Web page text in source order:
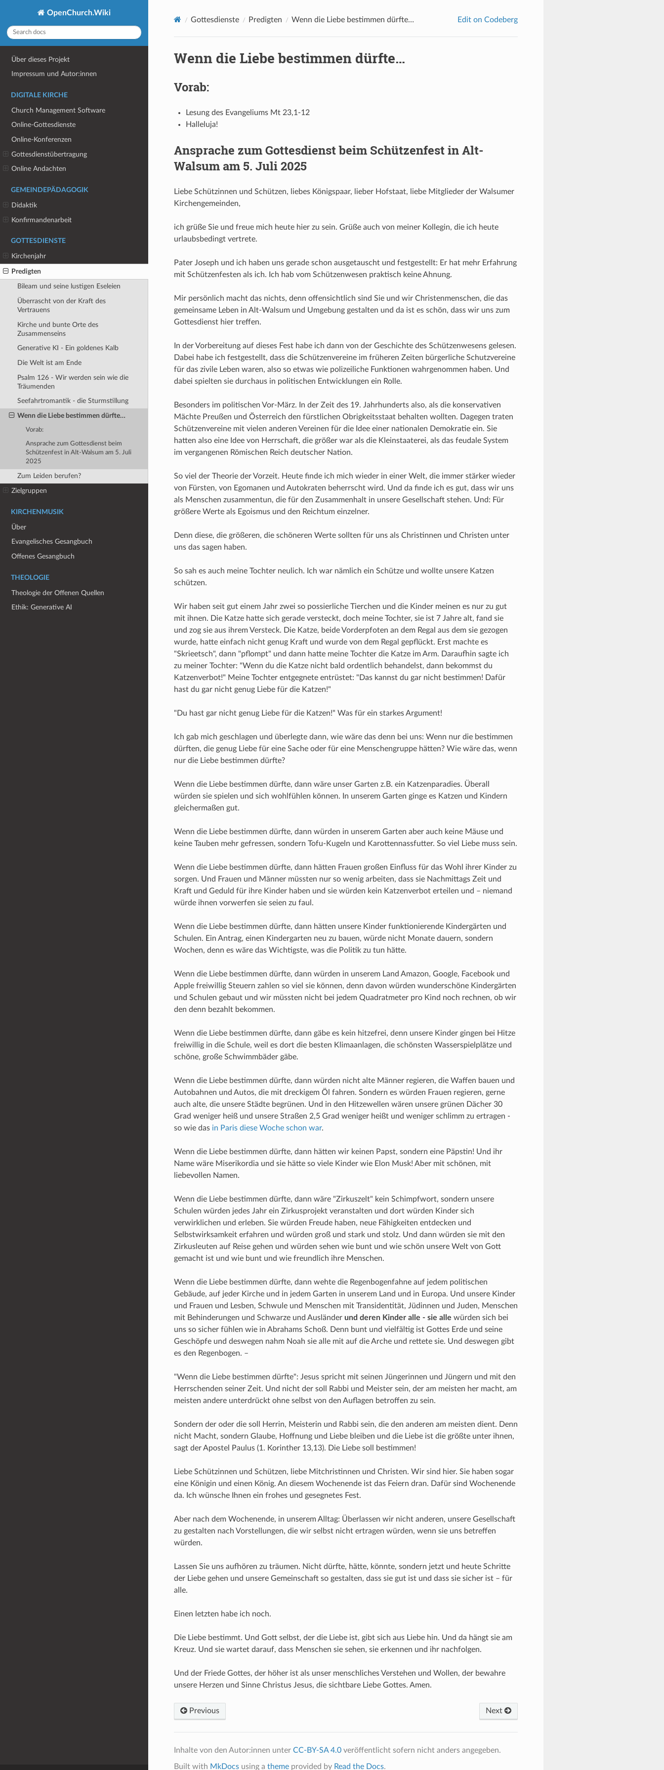
OpenChurch.Wiki
Über dieses Projekt
Impressum und Autor:innen
DIGITALE KIRCHE
Church Management Software
Online-Gottesdienste
Online-Konferenzen
Gottesdienstübertragung
Online Andachten
GEMEINDEPÄDAGOGIK
Didaktik
Konfirmandenarbeit
GOTTESDIENSTE
Kirchenjahr
Predigten
Bileam und seine lustigen Eseleien
Überrascht von der Kraft des
Vertrauens
Kirche und bunte Orte des
Zusammenseins
Generative KI - Ein goldenes Kalb
Die Welt ist am Ende
Psalm 126 - Wir werden sein wie die
Träumenden
Seefahrtromantik - die Sturmstillung
Wenn die Liebe bestimmen dürfte…
Vorab:
Ansprache zum Gottesdienst beim
Schützenfest in Alt-Walsum am 5. Juli
2025
Zum Leiden berufen?
Zielgruppen
KIRCHENMUSIK
Über
Evangelisches Gesangbuch
Offenes Gesangbuch
THEOLOGIE
Theologie der Offenen Quellen
Ethik: Generative AI
Gottesdienste Predigten Wenn die Liebe bestimmen dürfte… Edit on Codeberg
Wenn die Liebe bestimmen dürfte…
Vorab:
Lesung des Evangeliums Mt 23,1-12
Halleluja!
Ansprache zum Gottesdienst beim Schützenfest in Alt-
Walsum am 5. Juli 2025
Liebe Schützinnen und Schützen, liebes Königspaar, lieber Hofstaat, liebe Mitglieder der Walsumer
Kirchengemeinden,
ich grüße Sie und freue mich heute hier zu sein. Grüße auch von meiner Kollegin, die ich heute
urlaubsbedingt vertrete.
Pater Joseph und ich haben uns gerade schon ausgetauscht und festgestellt: Er hat mehr Erfahrung
mit Schützenfesten als ich. Ich hab vom Schützenwesen praktisch keine Ahnung.
Mir persönlich macht das nichts, denn offensichtlich sind Sie und wir Christenmenschen, die das
gemeinsame Leben in Alt-Walsum und Umgebung gestalten und da ist es schön, dass wir uns zum
Gottesdienst hier treffen.
In der Vorbereitung auf dieses Fest habe ich dann von der Geschichte des Schützenwesens gelesen.
Dabei habe ich festgestellt, dass die Schützenvereine im früheren Zeiten bürgerliche Schutzvereine
für das zivile Leben waren, also so etwas wie polizeiliche Funktionen wahrgenommen haben. Und
dabei spielten sie durchaus in politischen Entwicklungen ein Rolle.
Besonders im politischen Vor-März. In der Zeit des 19. Jahrhunderts also, als die konservativen
Mächte Preußen und Österreich den fürstlichen Obrigkeitsstaat behalten wollten. Dagegen traten
Schützenvereine mit vielen anderen Vereinen für die Idee einer nationalen Demokratie ein. Sie
hatten also eine Idee von Herrschaft, die größer war als die Kleinstaaterei, als das feudale System
im vergangenen Römischen Reich deutscher Nation.
So viel der Theorie der Vorzeit. Heute finde ich mich wieder in einer Welt, die immer stärker wieder
von Fürsten, von Egomanen und Autokraten beherrscht wird. Und da finde ich es gut, dass wir uns
als Menschen zusammentun, die für den Zusammenhalt in unsere Gesellschaft stehen. Und: Für
größere Werte als Egoismus und den Reichtum einzelner.
Denn diese, die größeren, die schöneren Werte sollten für uns als Christinnen und Christen unter
uns das sagen haben.
So sah es auch meine Tochter neulich. Ich war nämlich ein Schütze und wollte unsere Katzen
schützen.
Wir haben seit gut einem Jahr zwei so possierliche Tierchen und die Kinder meinen es nur zu gut
mit ihnen. Die Katze hatte sich gerade versteckt, doch meine Tochter, sie ist 7 Jahre alt, fand sie
und zog sie aus ihrem Versteck. Die Katze, beide Vorderpfoten an dem Regal aus dem sie gezogen
wurde, hatte einfach nicht genug Kraft und wurde von dem Regal gepflückt. Erst machte es
"Skrieetsch", dann "pflompt" und dann hatte meine Tochter die Katze im Arm. Daraufhin sagte ich
zu meiner Tochter: "Wenn du die Katze nicht bald ordentlich behandelst, dann bekommst du
Katzenverbot!" Meine Tochter entgegnete entrüstet: "Das kannst du gar nicht bestimmen! Dafür
hast du gar nicht genug Liebe für die Katzen!"
"Du hast gar nicht genug Liebe für die Katzen!" Was für ein starkes Argument!
Ich gab mich geschlagen und überlegte dann, wie wäre das denn bei uns: Wenn nur die bestimmen
dürften, die genug Liebe für eine Sache oder für eine Menschengruppe hätten? Wie wäre das, wenn
nur die Liebe bestimmen dürfte?
Wenn die Liebe bestimmen dürfte, dann wäre unser Garten z.B. ein Katzenparadies. Überall
würden sie spielen und sich wohlfühlen können. In unserem Garten ginge es Katzen und Kindern
gleichermaßen gut.
Wenn die Liebe bestimmen dürfte, dann würden in unserem Garten aber auch keine Mäuse und
keine Tauben mehr gefressen, sondern Tofu-Kugeln und Karottennassfutter. So viel Liebe muss sein.
Wenn die Liebe bestimmen dürfte, dann hätten Frauen großen Einfluss für das Wohl ihrer Kinder zu
sorgen. Und Frauen und Männer müssten nur so wenig arbeiten, dass sie Nachmittags Zeit und
Kraft und Geduld für ihre Kinder haben und sie würden kein Katzenverbot erteilen und – niemand
würde ihnen vorwerfen sie seien zu faul.
Wenn die Liebe bestimmen dürfte, dann hätten unsere Kinder funktionierende Kindergärten und
Schulen. Ein Antrag, einen Kindergarten neu zu bauen, würde nicht Monate dauern, sondern
Wochen, denn es wäre das Wichtigste, was die Politik zu tun hätte.
Wenn die Liebe bestimmen dürfte, dann würden in unserem Land Amazon, Google, Facebook und
Apple freiwillig Steuern zahlen so viel sie können, denn davon würden wunderschöne Kindergärten
und Schulen gebaut und wir müssten nicht bei jedem Quadratmeter pro Kind noch rechnen, ob wir
den denn bezahlt bekommen.
Wenn die Liebe bestimmen dürfte, dann gäbe es kein hitzefrei, denn unsere Kinder gingen bei Hitze
freiwillig in die Schule, weil es dort die besten Klimaanlagen, die schönsten Wasserspielplätze und
schöne, große Schwimmbäder gäbe.
Wenn die Liebe bestimmen dürfte, dann würden nicht alte Männer regieren, die Waffen bauen und
Autobahnen und Autos, die mit dreckigem Öl fahren. Sondern es würden Frauen regieren, gerne
auch alte, die unsere Städte begrünen. Und in den Hitzewellen wären unsere grünen Dächer 30
Grad weniger heiß und unsere Straßen 2,5 Grad weniger heißt und weniger schlimm zu ertragen -
so wie das in Paris diese Woche schon war.
Wenn die Liebe bestimmen dürfte, dann hätten wir keinen Papst, sondern eine Päpstin! Und ihr
Name wäre Miserikordia und sie hätte so viele Kinder wie Elon Musk! Aber mit schönen, mit
liebevollen Namen.
Wenn die Liebe bestimmen dürfte, dann wäre "Zirkuszelt" kein Schimpfwort, sondern unsere
Schulen würden jedes Jahr ein Zirkusprojekt veranstalten und dort würden Kinder sich
verwirklichen und erleben. Sie würden Freude haben, neue Fähigkeiten entdecken und
Selbstwirksamkeit erfahren und würden groß und stark und stolz. Und dann würden sie mit den
Zirkusleuten auf Reise gehen und würden sehen wie bunt und wie schön unsere Welt von Gott
gemacht ist und wie bunt und wie freundlich ihre Menschen.
Wenn die Liebe bestimmen dürfte, dann wehte die Regenbogenfahne auf jedem politischen
Gebäude, auf jeder Kirche und in jedem Garten in unserem Land und in Europa. Und unsere Kinder
und Frauen und Lesben, Schwule und Menschen mit Transidentität, Jüdinnen und Juden, Menschen
mit Behinderungen und Schwarze und Ausländer und deren Kinder alle - sie alle würden sich bei
uns so sicher fühlen wie in Abrahams Schoß. Denn bunt und vielfältig ist Gottes Erde und seine
Geschöpfe und deswegen nahm Noah sie alle mit auf die Arche und rettete sie. Und deswegen gibt
es den Regenbogen. –
"Wenn die Liebe bestimmen dürfte": Jesus spricht mit seinen Jüngerinnen und Jüngern und mit den
Herrschenden seiner Zeit. Und nicht der soll Rabbi und Meister sein, der am meisten her macht, am
meisten andere unterdrückt ohne selbst von den Auflagen betroffen zu sein.
Sondern der oder die soll Herrin, Meisterin und Rabbi sein, die den anderen am meisten dient. Denn
nicht Macht, sondern Glaube, Hoffnung und Liebe bleiben und die Liebe ist die größte unter ihnen,
sagt der Apostel Paulus (1. Korinther 13,13). Die Liebe soll bestimmen!
Liebe Schützinnen und Schützen, liebe Mitchristinnen und Christen. Wir sind hier. Sie haben sogar
eine Königin und einen König. An diesem Wochenende ist das Feiern dran. Dafür sind Wochenende
da. Ich wünsche Ihnen ein frohes und gesegnetes Fest.
Aber nach dem Wochenende, in unserem Alltag: Überlassen wir nicht anderen, unsere Gesellschaft
zu gestalten nach Vorstellungen, die wir selbst nicht ertragen würden, wenn sie uns betreffen
würden.
Lassen Sie uns aufhören zu träumen. Nicht dürfte, hätte, könnte, sondern jetzt und heute Schritte
der Liebe gehen und unsere Gemeinschaft so gestalten, dass sie gut ist und dass sie sicher ist – für
alle.
Einen letzten habe ich noch.
Die Liebe bestimmt. Und Gott selbst, der die Liebe ist, gibt sich aus Liebe hin. Und da hängt sie am
Kreuz. Und sie wartet darauf, dass Menschen sie sehen, sie erkennen und ihr nachfolgen.
Und der Friede Gottes, der höher ist als unser menschliches Verstehen und Wollen, der bewahre
unsere Herzen und Sinne Christus Jesus, die sichtbare Liebe Gottes. Amen.
Previous Next
Inhalte von den Autor:innen unter CC-BY-SA 4.0veröffentlicht sofern nicht anders angegeben.
Built with MkDocsusing a themeprovided by Read the Docs.